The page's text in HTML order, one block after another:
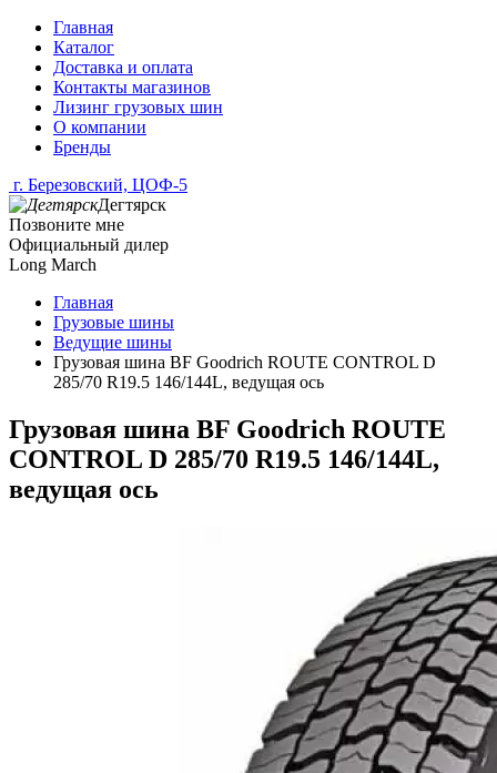
Главная
Каталог
Доставка и оплата
Контакты магазинов
Лизинг грузовых шин
О компании
Бренды
г. Березовский, ЦОФ-5
Дегтярск
Позвоните мне
Официальный дилер
Long March
Главная
Грузовые шины
Ведущие шины
Грузовая шина BF Goodrich ROUTE CONTROL D
285/70 R19.5 146/144L, ведущая ось
Грузовая шина BF Goodrich ROUTE
CONTROL D 285/70 R19.5 146/144L,
ведущая ось